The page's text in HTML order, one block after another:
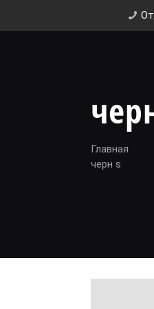
Главная
черн s